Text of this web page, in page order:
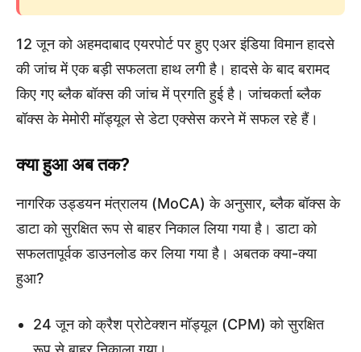
12 जून को अहमदाबाद एयरपोर्ट पर हुए एअर इंडिया विमान हादसे
की जांच में एक बड़ी सफलता हाथ लगी है। हादसे के बाद बरामद
किए गए ब्लैक बॉक्स की जांच में प्रगति हुई है। जांचकर्ता ब्लैक
बॉक्स के मेमोरी मॉड्यूल से डेटा एक्सेस करने में सफल रहे हैं।
क्या हुआ अब तक?
नागरिक उड्डयन मंत्रालय (MoCA) के अनुसार, ब्लैक बॉक्स के
डाटा को सुरक्षित रूप से बाहर निकाल लिया गया है। डाटा को
सफलतापूर्वक डाउनलोड कर लिया गया है। अबतक क्या-क्या
हुआ?
24 जून को क्रैश प्रोटेक्शन मॉड्यूल (CPM) को सुरक्षित